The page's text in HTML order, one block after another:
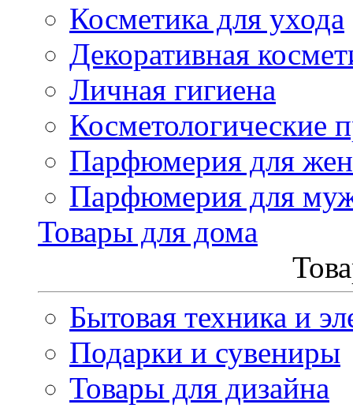
Косметика для ухода
Декоративная
Личная гигиена
Косметологические
Парфюмерия для
Парфюмерия для
Товары для дома
Бытовая техника и
Подарки и сувениры
Товары для дизайна